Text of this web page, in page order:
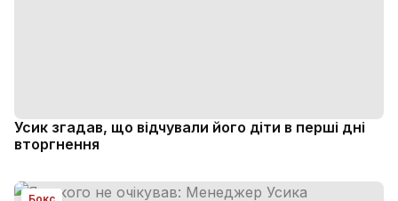
Усик згадав, що відчували його діти в перші дні
вторгнення